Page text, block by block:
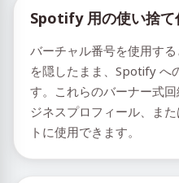
Spotify 用の使い捨て
バーチャル番号を使用す
を隠したまま、Spotify へ
す。これらのバーナー式
ジネスプロフィール、ま
トに使用できます。